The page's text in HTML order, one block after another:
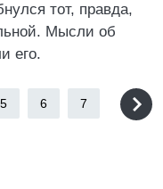
тот, правда,
Мысли об
его.
5 6 7